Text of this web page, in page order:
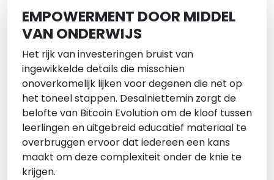
EMPOWERMENT DOOR MIDDEL
VAN ONDERWIJS
Het rijk van investeringen bruist van
ingewikkelde details die misschien
onoverkomelijk lijken voor degenen die net op
het toneel stappen. Desalniettemin zorgt de
belofte van Bitcoin Evolution om de kloof tussen
leerlingen en uitgebreid educatief materiaal te
overbruggen ervoor dat iedereen een kans
maakt om deze complexiteit onder de knie te
krijgen.